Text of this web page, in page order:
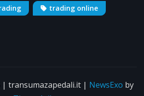
trading online
transumazapedali.it | NewsExo by